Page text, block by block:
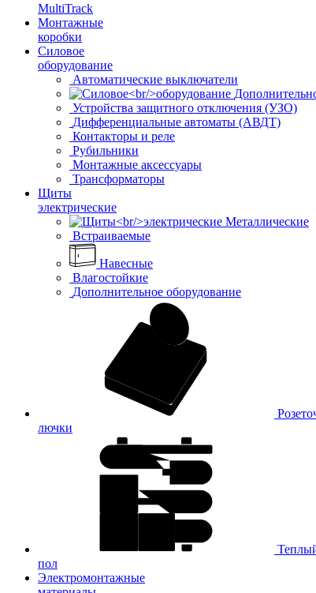
MultiTrack
Монтажные
коробки
Силовое
оборудование
Автоматические выключатели
Устройства защитного отключения (УЗО)
Дифференциальные автоматы (АВДТ)
Контакторы и реле
Рубильники
Монтажные аксессуары
Трансформаторы
Щиты
электрические
Металлические
Встраиваемые
Навесные
Влагостойкие
Дополнительное оборудование
лючки
пол
Электромонтажные